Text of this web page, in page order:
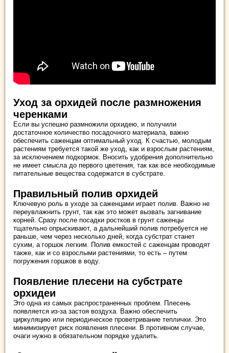
Уход за орхидей после размножения
черенками
Если вы успешно размножили орхидею, и получили
достаточное количество посадочного материала, важно
обеспечить саженцам оптимальный уход. К счастью, молодым
растениям требуется такой же уход, как и взрослым растениям,
за исключением подкормок. Вносить удобрения дополнительно
не имеет смысла до первого цветения, так как все необходимые
питательные вещества содержатся в субстрате.
Правильный полив орхидей
Ключевую роль в уходе за саженцами играет полив. Важно не
переувлажнить грунт, так как это может вызвать загнивание
корней. Сразу после посадки ростков в грунт саженцы
тщательно опрыскивают, а дальнейший полив потребуется не
раньше, чем через несколько дней, когда субстрат станет
сухим, а горшок легким. Полив емкостей с саженцам проводят
также, как и со взрослыми растениями, то есть – путем
погружения горшков в воду.
Появление плесени на субстрате
орхидеи
Это одна из самых распространенных проблем. Плесень
появляется из-за застоя воздуха. Важно обеспечить
циркуляцию или периодическое проветривание теплички. Это
минимизирует риск появления плесени. В противном случае,
очаги нужно в обязательном порядке удалить.